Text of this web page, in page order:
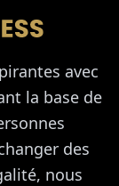
avec
la base de
des
nous